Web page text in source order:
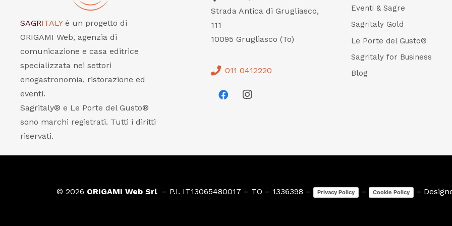
SAGRITALY è un progetto di
ORIGAMI Web, agenzia di
comunicazione e casa editrice
specializzata nei settori
enogastronomia, ristorazione ed
eventi.
Sagritaly® e Le Porte del Gusto®
sono marchi registrati. Tutti i diritti
riservati.
Strada Antica di Grugliasco,
111
10095 Grugliasco (To)
011 0412220
Eventi & Sagre
Sagritaly Gold
Le Porte del Gusto®
Sagritaly for Business
Blog
© 2026 ORIGAMI Web Srl– P.I. IT13065480017 – TO – 1336398 – Privacy Policy – Cookie Policy –